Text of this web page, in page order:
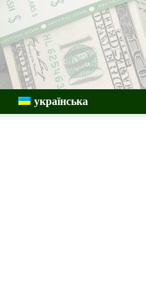
українська